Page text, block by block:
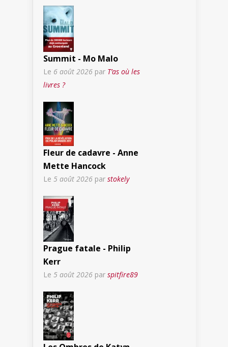
Summit - Mo Malo
Le 6 août 2026 par T’as où les
livres ?
Fleur de cadavre - Anne
Mette Hancock
Le 5 août 2026 par stokely
Prague fatale - Philip
Kerr
Le 5 août 2026 par spitfire89